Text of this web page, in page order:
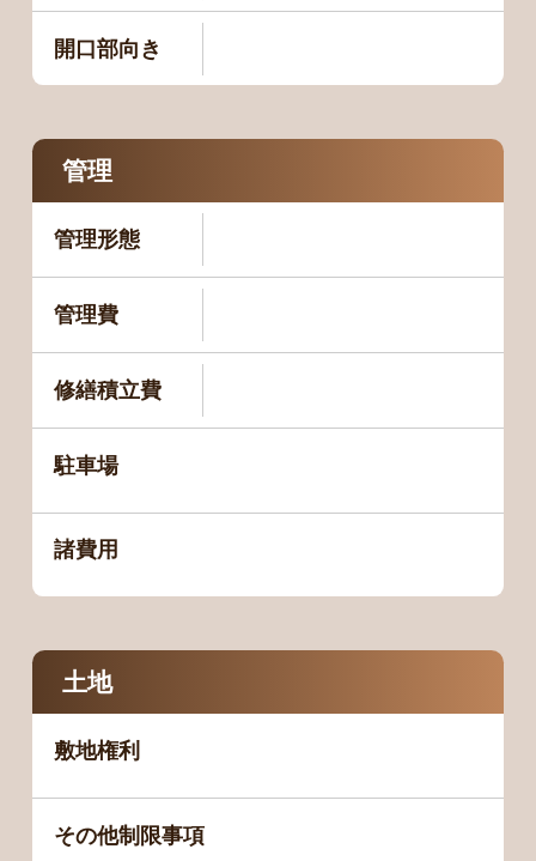
開口部向き
管理
管理形態
管理費
修繕積立費
駐車場
諸費用
土地
敷地権利
その他制限事項